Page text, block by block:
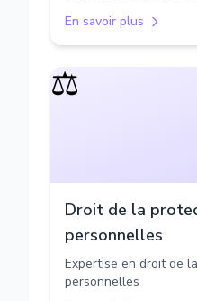
En savoir plus
⚖️
Droit de la
personnelles
Expertise en droit de
personnelles